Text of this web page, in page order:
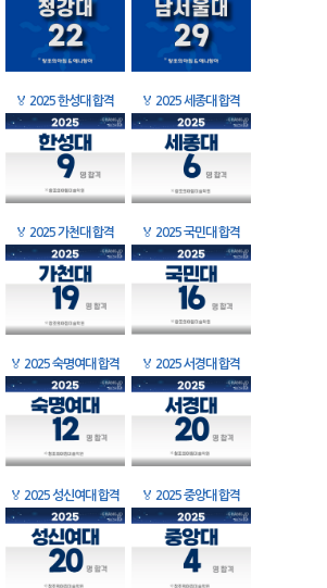
🏅 2025 한성대 합격 🏅 2025 세종대 합격
🏅 2025 가천대 합격 🏅 2025 국민대 합격
🏅 2025 숙명여대 합격 🏅 2025 서경대 합격
🏅 2025 성신여대 합격 🏅 2025 중앙대 합격